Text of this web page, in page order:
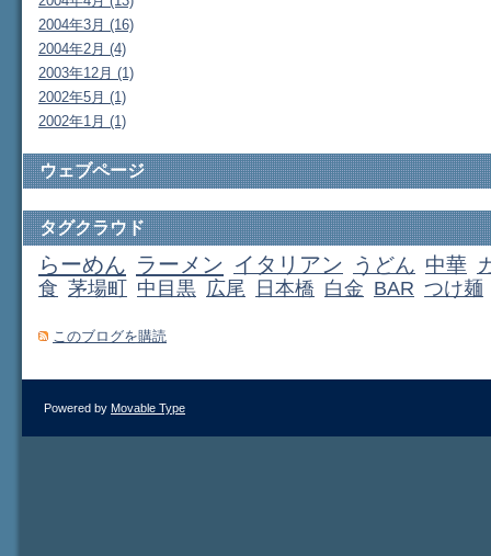
2004年3月 (16)
2004年2月 (4)
2003年12月 (1)
2002年5月 (1)
2002年1月 (1)
ウェブページ
タグクラウド
らーめん ラーメン イタリアン うどん 中華
食 茅場町 中目黒 広尾 日本橋 白金 BAR つけ麺
このブログを購読
Powered by Movable Type